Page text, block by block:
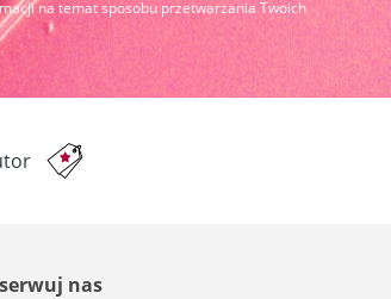
na temat sposobu przetwarzania Twoich
nas